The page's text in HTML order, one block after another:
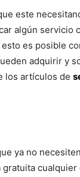
este
algún servicio
es posible
adquirir y
los artículos de
ya no